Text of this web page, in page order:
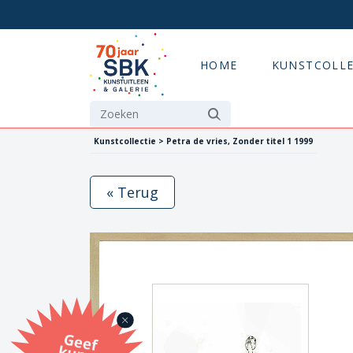
HOME
Kunstcollectie > Petra de vries, Zonder titel 1 1999
G
eef
u
n
st
a
d
o
m
et
e SB
K
u
n
stb
o
n
« Terug